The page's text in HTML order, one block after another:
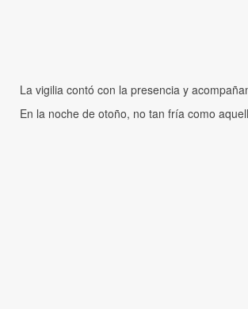
La vigilia contó con la presencia y
En la noche de otoño, no tan fría como